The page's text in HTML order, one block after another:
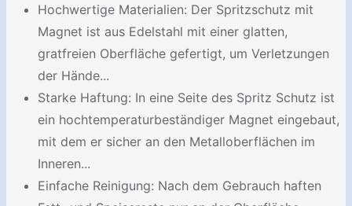
Hochwertige Materialien: Der Spritzschutz mit
Magnet ist aus Edelstahl mit einer glatten,
gratfreien Oberfläche gefertigt, um Verletzungen
der Hände...
Starke Haftung: In eine Seite des Spritz Schutz ist
ein hochtemperaturbeständiger Magnet eingebaut,
mit dem er sicher an den Metalloberflächen im
Inneren...
Einfache Reinigung: Nach dem Gebrauch haften